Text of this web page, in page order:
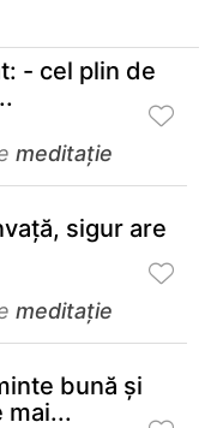
- cel plin de
meditație
sigur are
meditație
bună și
mai...